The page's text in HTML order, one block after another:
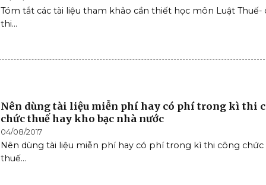
Tóm tắt các tài liệu tham khảo cần thiết học môn Luật Thuế-
thi...
Nên dùng tài liệu miễn phí hay có phí trong kì thi
chức thuế hay kho bạc nhà nước
04/08/2017
Nên dùng tài liệu miễn phí hay có phí trong kì thi công chức
thuế...